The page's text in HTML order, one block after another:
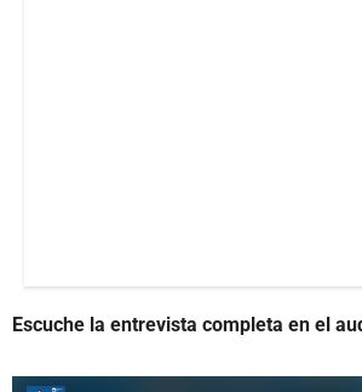
Escuche la entrevista completa en el